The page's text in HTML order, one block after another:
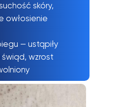
skóry,
owłosienie
— ustąpiły
wzrost